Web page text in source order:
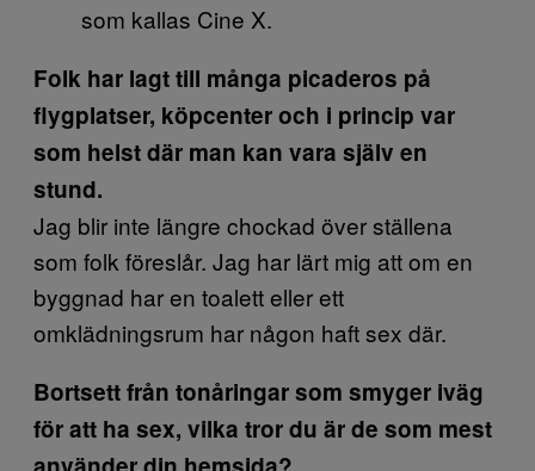
som kallas Cine X.
Folk har lagt till många picaderos på
flygplatser, köpcenter och i princip var
som helst där man kan vara själv en
stund.
Jag blir inte längre chockad över ställena
som folk föreslår. Jag har lärt mig att om en
byggnad har en toalett eller ett
omklädningsrum har någon haft sex där.
Bortsett från tonåringar som smyger iväg
för att ha sex, vilka tror du är de som mest